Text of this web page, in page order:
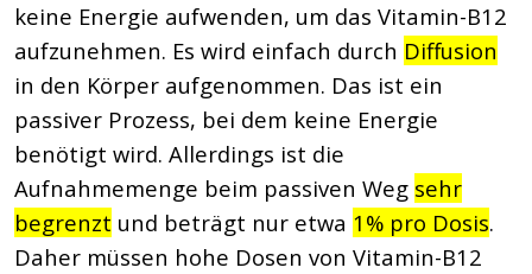
keine Energie aufwenden, um das Vitamin-B12
aufzunehmen. Es wird einfach durch Diffusion
in den Körper aufgenommen. Das ist ein
passiver Prozess, bei dem keine Energie
benötigt wird. Allerdings ist die
Aufnahmemenge beim passiven Weg sehr
begrenzt und beträgt nur etwa 1% pro Dosis.
Daher müssen hohe Dosen von Vitamin-B12